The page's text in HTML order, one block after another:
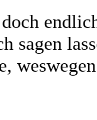
sagen